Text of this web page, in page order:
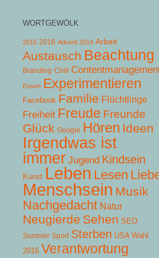
WORTGEWÖLK
2015 2016 Advent 2014 Arbeit
Austausch Beachtung
Branding Chill
Essen Experimentieren
Facebook Familie Flüchtlinge
Freiheit Freude Freunde
Glück Google Hören Ideen
Irgendwas ist
immer Jugend Kindsein
Kunst Leben Lesen
Menschsein Musik
Nachgedacht Natur
Neugierde Sehen SEO
Sommer Sport Sterben USA Wahl
2016 Verantwortung